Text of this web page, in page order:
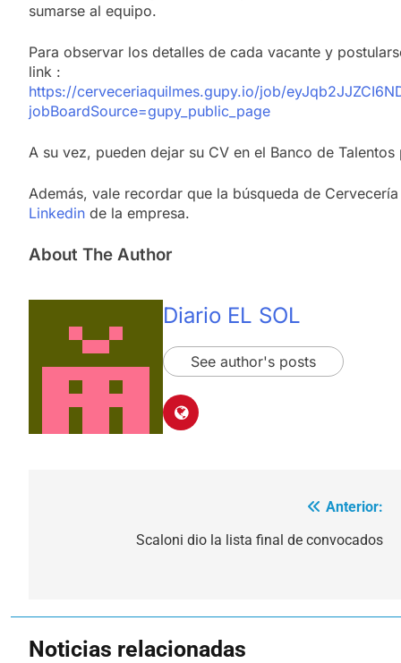
sumarse al equipo.
Para observar los detalles de cada vacante y
link :
https://cerveceriaquilmes.gupy.io/job/
jobBoardSource=gupy_public_page
A su vez, pueden dejar su CV en el Banco de
Además, vale recordar que la búsqueda de
Linkedin de la empresa.
About The Author
Diario EL SOL
See author's posts
Anterior:
Scaloni dio la lista final de convocados
Noticias relacionadas